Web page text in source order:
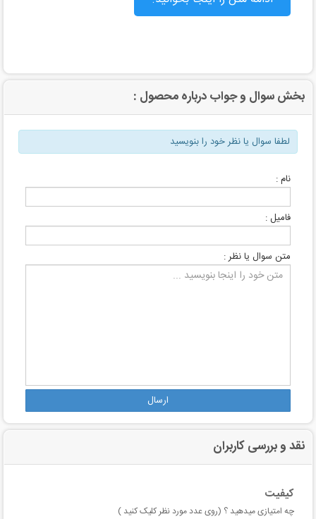
بخش سوال و جواب درباره محصول :
لطفا سوال یا نظر خود را بنویسید
نام :
فامیل :
متن سوال یا نظر :
ارسال
نقد و بررسی کاربران
کیفیت
چه امتیازی میدهید ؟ (روی عدد مورد نظر کلیک کنید )